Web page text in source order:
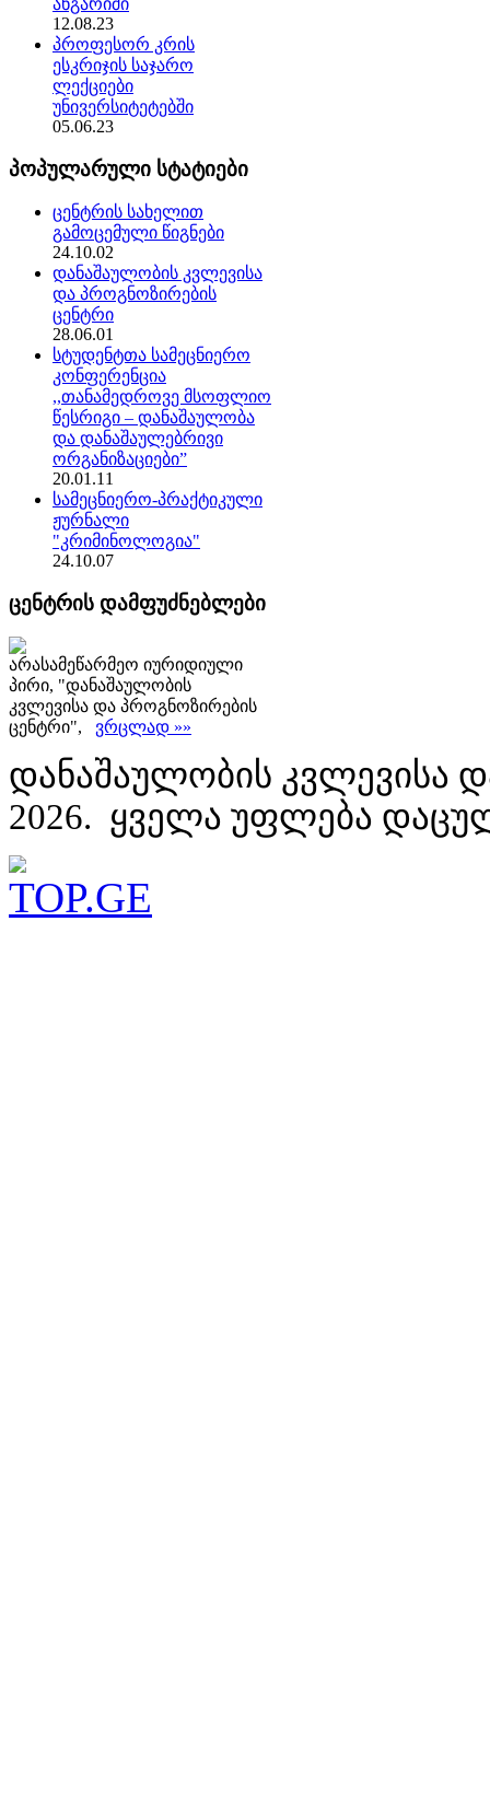
12.08.23
პროფესორ კრის
ესკრიჯის საჯარო
ლექციები
უნივერსიტეტებში
05.06.23
პოპულარული სტატიები
ცენტრის სახელით
გამოცემული წიგნები
24.10.02
დანაშაულობის კვლევისა
და პროგნოზირების
ცენტრი
28.06.01
სტუდენტთა სამეცნიერო
კონფერენცია
,,თანამედროვე მსოფლიო
წესრიგი – დანაშაულობა
და დანაშაულებრივი
ორგანიზაციები”
20.01.11
სამეცნიერო-პრაქტიკული
ჟურნალი
"კრიმინოლოგია"
24.10.07
ცენტრის დამფუძნებლები
არასამეწარმეო იურიდიული
პირი, "დანაშაულობის
კვლევისა და პროგნოზირების
ცენტრი", ვრცლად »»
დანაშაულობის კვლევისა
2026. ყველა უფლება